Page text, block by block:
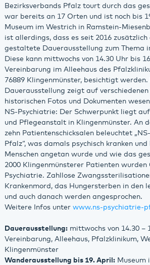
Bezirksverbands Pfalz tourt durch das
war bereits an 17 Orten und ist noch bis
Museum im Westrich in Ramstein-
ist allerdings, dass es seit 2016 zusätzlich
gestaltete Dauerausstellung zum Thema
Diese kann mittwochs von 14.30 Uhr bis
Vereinbarung im Alleehaus des
76889 Klingenmünster, besichtigt werden.
Dauerausstellung zeigt auf
historischen Fotos und Dokumenten
NS-Psychiatrie: Der Schwerpunkt liegt
und Pflegeanstalt in Klingenmünster. An
zehn Patientenschicksalen beleuchtet
Pfalz“, was damals psychisch kranken
Menschen angetan wurde und wie das
2000 Klingenmünsterer Patienten wurden
Psychiatrie. Zahllose
Krankenmord, das Hungersterben in den
und auch danach werden angesprochen.
Weitere Infos unter www.ns-psychiatrie-
Dauerausstellung:mittwochs von 14.30 –
Vereinbarung, Alleehaus, Pfalzklinikum,
Klingenmünster
Wanderausstellung bis 19. April:Museum